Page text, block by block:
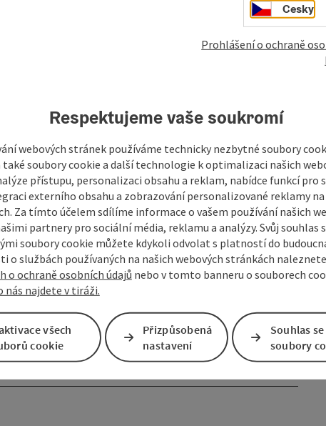
copyright otevřít
Janská cesta
nächstes
Cesky
Prohlášení o ochraně
Respektujeme vaše soukromí
webových stránek používáme technicky nezbytné soubory
soubory cookie a další technologie k optimalizaci našich
přístupu, personalizaci obsahu a reklam, nabídce funkcí pro
externího obsahu a zobrazování personalizované reklamy
Za tímto účelem sdílíme informace o vašem používání našich
partnery pro sociální média, reklamu a analýzy. Svůj souhlas
soubory cookie můžete kdykoli odvolat s platností do
o službách používaných na našich webových stránkách
o ochraně osobních údajů nebo v tomto banneru o souborech
nás najdete v tiráži.
všech
cookie
Přizpůsobená
nastavení
Souhlas
soubory